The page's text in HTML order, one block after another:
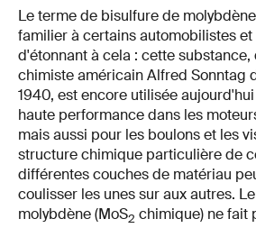
Le terme de bisulfure de
familier à certains automobilistes
d'étonnant à cela : cette
chimiste américain Alfred Sonntag
1940, est encore utilisée
haute performance dans les
mais aussi pour les boulons et les
structure chimique particulière de
différentes couches de matériau
coulisser les unes sur aux autres.
molybdène (MoS2 chimique) ne fait